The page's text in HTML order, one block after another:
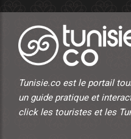
Tunisie.co est le portail
un guide pratique et
click les touristes et les